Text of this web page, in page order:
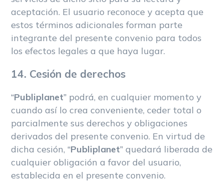
aceptación. El usuario reconoce y acepta que
estos términos adicionales forman parte
integrante del presente convenio para todos
los efectos legales a que haya lugar.
14. Cesión de derechos
“Publiplanet” podrá, en cualquier momento y
cuando así lo crea conveniente, ceder total o
parcialmente sus derechos y obligaciones
derivados del presente convenio. En virtud de
dicha cesión, “Publiplanet” quedará liberada de
cualquier obligación a favor del usuario,
establecida en el presente convenio.